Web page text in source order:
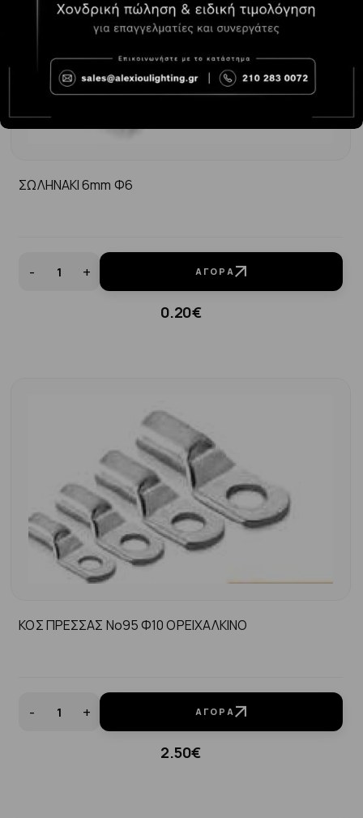
ΣΩΛΗΝΑΚΙ 6mm Φ6
- + ΑΓΟΡΆ
0.20€
ΚΟΣ ΠΡΕΣΣΑΣ No95 Φ10 ΟΡΕΙΧΑΛΚΙΝΟ
- + ΑΓΟΡΆ
2.50€